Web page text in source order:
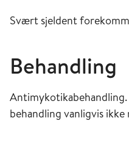
Svært sjeldent
Behandling
behandling vanligvis